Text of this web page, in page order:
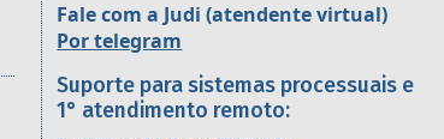
Fale com a Judi (atendente virtual)
Por telegram
Suporte para sistemas processuais e
1° atendimento remoto: